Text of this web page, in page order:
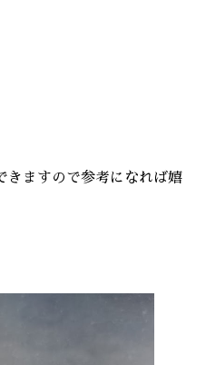
きますので参考になれば嬉